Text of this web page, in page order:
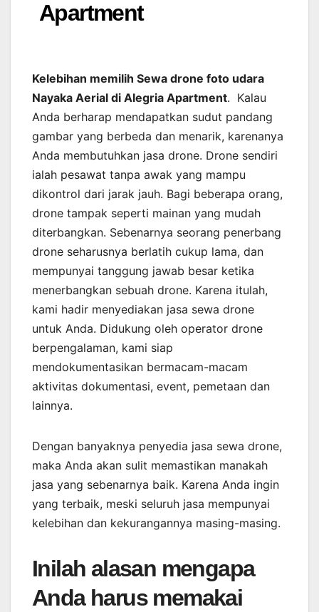
Apartment
Kelebihan memilih Sewa drone foto udara
Nayaka Aerial di Alegria Apartment. Kalau
Anda berharap mendapatkan sudut pandang
gambar yang berbeda dan menarik, karenanya
Anda membutuhkan jasa drone. Drone sendiri
ialah pesawat tanpa awak yang mampu
dikontrol dari jarak jauh. Bagi beberapa orang,
drone tampak seperti mainan yang mudah
diterbangkan. Sebenarnya seorang penerbang
drone seharusnya berlatih cukup lama, dan
mempunyai tanggung jawab besar ketika
menerbangkan sebuah drone. Karena itulah,
kami hadir menyediakan jasa sewa drone
untuk Anda. Didukung oleh operator drone
berpengalaman, kami siap
mendokumentasikan bermacam-macam
aktivitas dokumentasi, event, pemetaan dan
lainnya.
Dengan banyaknya penyedia jasa sewa drone,
maka Anda akan sulit memastikan manakah
jasa yang sebenarnya baik. Karena Anda ingin
yang terbaik, meski seluruh jasa mempunyai
kelebihan dan kekurangannya masing-masing.
Inilah alasan mengapa
Anda harus memakai